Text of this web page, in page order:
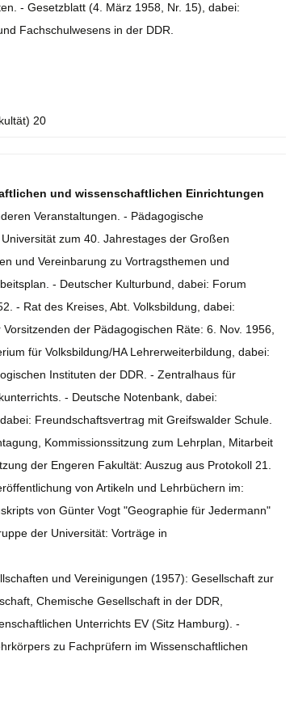
- Gesetzblatt (4. März 1958, Nr. 15), dabei:
Fachschulwesens in der DDR.
20
und wissenschaftlichen Einrichtungen
Veranstaltungen. - Pädagogische
zum 40. Jahrestages der Großen
und Vereinbarung zu Vortragsthemen und
- Deutscher Kulturbund, dabei: Forum
- Rat des Kreises, Abt. Volksbildung, dabei:
der Pädagogischen Räte: 6. Nov. 1956,
für Volksbildung/HA Lehrerweiterbildung, dabei:
Instituten der DDR. - Zentralhaus für
- Deutsche Notenbank, dabei:
Freundschaftsvertrag mit Greifswalder Schule.
Kommissionssitzung zum Lehrplan, Mitarbeit
der Engeren Fakultät: Auszug aus Protokoll 21.
von Artikeln und Lehrbüchern im:
von Günter Vogt "Geographie für Jedermann"
der Universität: Vorträge in
und Vereinigungen (1957): Gesellschaft zur
Chemische Gesellschaft in der DDR,
Unterrichts EV (Sitz Hamburg). -
zu Fachprüfern im Wissenschaftlichen